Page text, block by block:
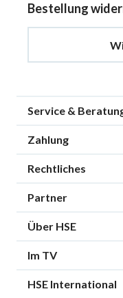
Bestellung
Service &
Zahlung
Rechtliches
Partner
Über HSE
Im TV
HSE International